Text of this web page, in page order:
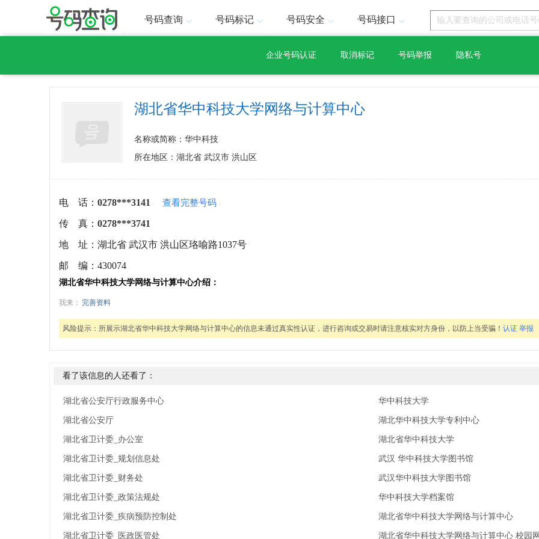
号码查询 号码标记 号码安全 号码接口
企业号码认证 取消标记 号码举报 隐私号
湖北省华中科技大学网络与计算中心
名称或简称：华中科技
所在地区：湖北省 武汉市 洪山区
电 话： 0278***3141 查看完整号码
传 真： 0278***3741
地 址： 湖北省 武汉市 洪山区珞喻路1037号
邮 编： 430074
湖北省华中科技大学网络与计算中心介绍：
我来： 完善资料
风险提示： 所展示湖北省华中科技大学网络与计算中心的信息未通过真实性认证，进行咨询或交易时请注意核实对方身份，以防上当受骗！ 认证 举报
看了该信息的人还看了：
湖北省公安厅行政服务中心
湖北省公安厅
湖北省卫计委_办公室
湖北省卫计委_规划信息处
湖北省卫计委_财务处
湖北省卫计委_政策法规处
湖北省卫计委_疾病预防控制处
湖北省卫计委_医政医管处
华中科技大学
湖北华中科技大学专利中心
湖北省华中科技大学
武汉 华中科技大学图书馆
武汉华中科技大学图书馆
华中科技大学档案馆
湖北省华中科技大学网络与计算中心
湖北省华中科技大学网络与计算中心 校园